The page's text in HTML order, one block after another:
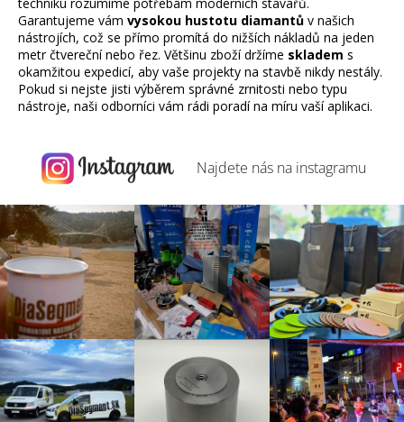
Garantujeme vám vysokou hustotu diamantů v našich
nástrojích, což se přímo promítá do nižších nákladů na jeden
metr čtvereční nebo řez. Většinu zboží držíme skladem s
okamžitou expedicí, aby vaše projekty na stavbě nikdy nestály.
Pokud si nejste jisti výběrem správné zrnitosti nebo typu
nástroje, naši odborníci vám rádi poradí na míru vaší aplikaci.
Najdete nás na instagramu